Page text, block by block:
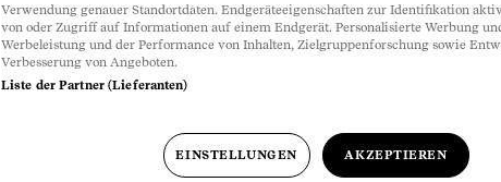
Verwendung genauer Standortdaten. Endgeräteeigenschaften zur Identifikation
von oder Zugriff auf Informationen auf einem Endgerät. Personalisierte Werbung
Werbeleistung und der Performance von Inhalten, Zielgruppenforschung sowie
Verbesserung von Angeboten.
Liste der Partner (Lieferanten)
EINSTELLUNGEN AKZEPTIEREN